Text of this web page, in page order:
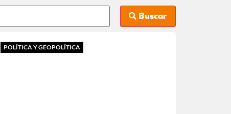
Buscar
POLÍTICA Y GEOPOLÍTICA